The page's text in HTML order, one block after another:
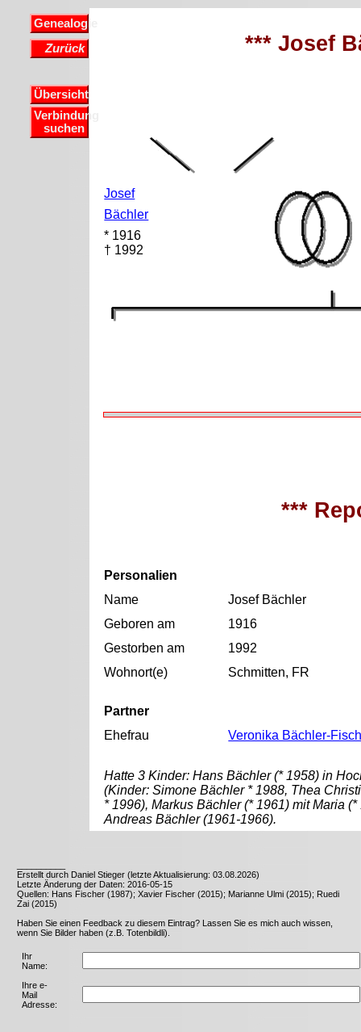
Genealogie
Zurück
Übersicht
Verbindung
suchen
*** Josef
Josef
Bächler
* 1916
† 1992
***
Personalien
Name
Josef Bächler
Geboren am
1916
Gestorben am
1992
Wohnort(e)
Schmitten, FR
Partner
Ehefrau
Veronika Bächler-
Hatte 3 Kinder: Hans Bächler (* 1958) in
(Kinder: Simone Bächler * 1988, Thea
* 1996), Markus Bächler (* 1961) mit Maria
Andreas Bächler (1961-1966).
Erstellt durch Daniel Stieger (letzte Aktualisierung: 03.08.2026)
Letzte Änderung der Daten: 2016-05-15
Quellen: Hans Fischer (1987); Xavier Fischer (2015); Marianne Ulmi (2015); Ruedi
Zai (2015)
Haben Sie einen Feedback zu diesem Eintrag? Lassen Sie es mich auch wissen,
wenn Sie Bilder haben (z.B. Totenbildli).
Ihr
Name:
Ihre e-
Mail
Adresse: